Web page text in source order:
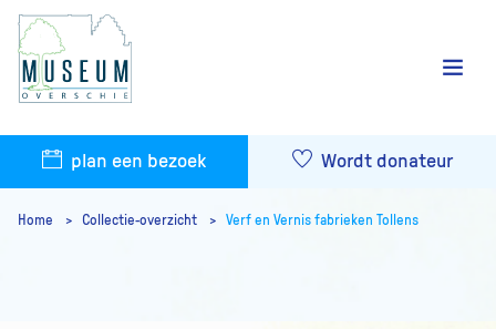
plan een bezoek Wordt donateur
Home Collectie-overzicht Verf en Vernis fabrieken Tollens